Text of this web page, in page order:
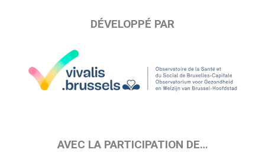
DÉVELOPPÉ PAR
AVEC LA PARTICIPATION DE…